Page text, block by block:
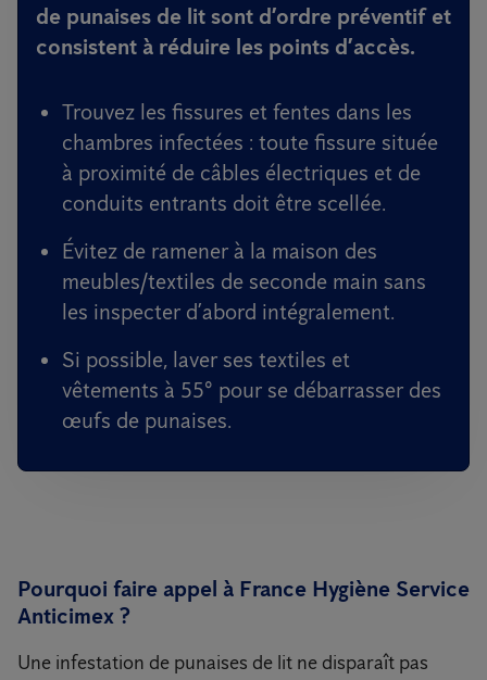
de punaises de lit sont d’ordre préventif et
consistent à réduire les points d’accès.
Trouvez les fissures et fentes dans les
chambres infectées : toute fissure située
à proximité de câbles électriques et de
conduits entrants doit être scellée.
Évitez de ramener à la maison des
meubles/textiles de seconde main sans
les inspecter d’abord intégralement.
Si possible, laver ses textiles et
vêtements à 55° pour se débarrasser des
œufs de punaises.
Pourquoi faire appel à France Hygiène Service
Anticimex ?
Une infestation de punaises de lit ne disparaît pas